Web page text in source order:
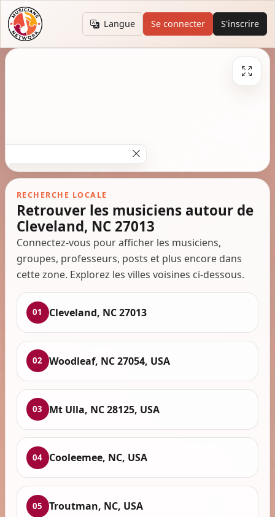
Langue Se connecter S'inscrire
RECHERCHE LOCALE
Retrouver les musiciens autour de
Cleveland, NC 27013
Connectez-vous pour afficher les musiciens,
groupes, professeurs, posts et plus encore dans
cette zone. Explorez les villes voisines ci-dessous.
01 Cleveland, NC 27013
02 Woodleaf, NC 27054, USA
03 Mt Ulla, NC 28125, USA
04 Cooleemee, NC, USA
05 Troutman, NC, USA